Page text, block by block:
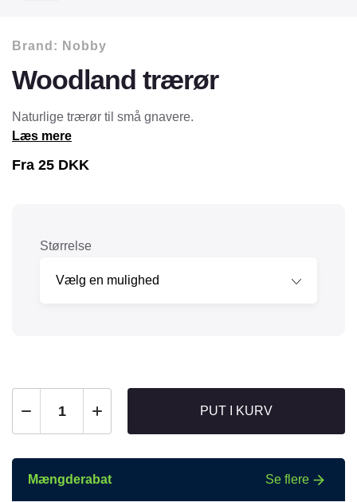
Brand: Nobby
Woodland trærør
Naturlige trærør til små gnavere.
Læs mere
Fra 25 DKK
Størrelse
PUT I KURV
Mængderabat Se flere